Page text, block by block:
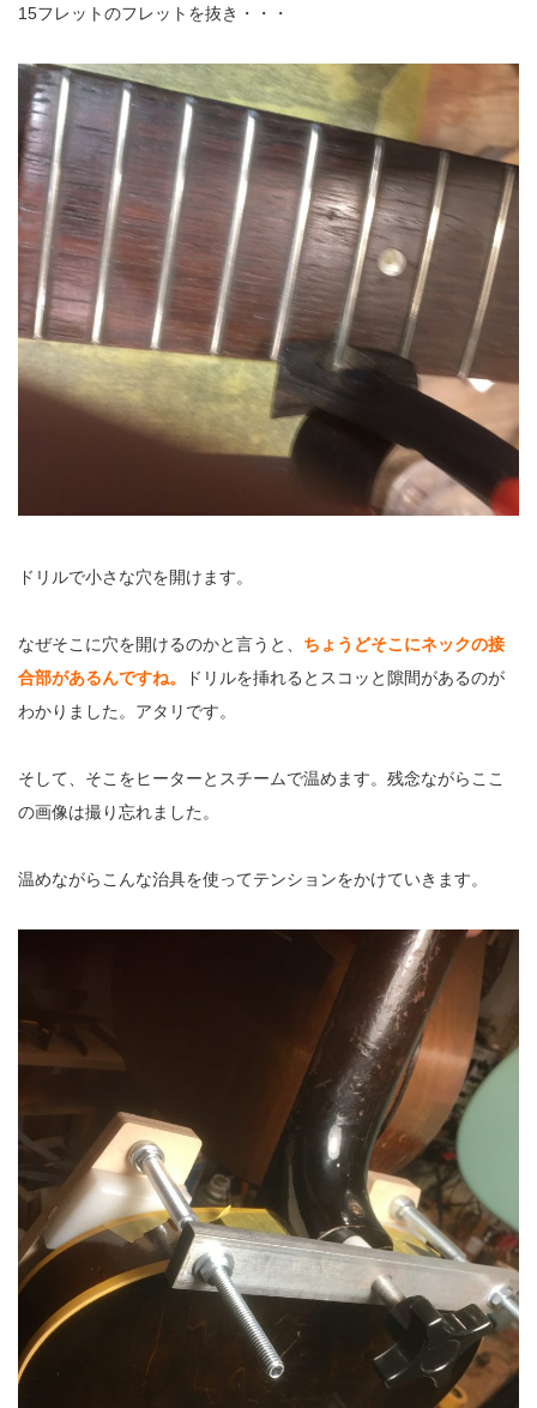
15フレットのフレットを抜き・・・
ドリルで小さな穴を開けます。
なぜそこに穴を開けるのかと言うと、 ちょうどそこにネックの接
合部があるんですね。
ドリルを挿れるとスコッと隙間があるのが
わかりました。アタリです。
そして、そこをヒーターとスチームで温めます。残念ながらここ
の画像は撮り忘れました。
温めながらこんな治具を使ってテンションをかけていきます。